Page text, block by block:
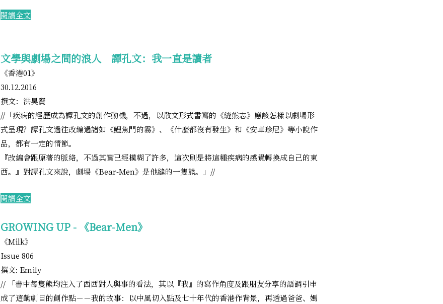
​閱讀全文
文學與劇場之間的浪人 譚孔文：我一直是讀者
《香港01》
30.12.2016
撰文：洪昊賢
​//「疾病的經歷成為譚孔文的創作動機，不過，以散文形式書寫的《縫熊志》應該怎樣以劇場形
式呈現？譚孔文過往改編過諸如《鯉魚門的霧》、《什麼都沒有發生》和《安卓珍尼》等小說作
品，都有一定的情節。
『改編會跟原著的脈絡，不過其實已經模糊了許多，這次則是將這種疾病的感覺轉換成自己的東
西。』對譚孔文來說，劇場《Bear-Men》是他縫的一隻熊。」//
​閱讀全文
GROWING UP - 《Bear-Men》
《Milk》
Issue 806
撰文: Emily
// 「書中每隻熊均注入了西西對人與事的看法，其以『我』的寫作角度及跟朋友分享的語調引申
成了這齣劇目的創作點－－我的故事：以中風切入點及七十年代的香港作背景，再透過爸爸、媽